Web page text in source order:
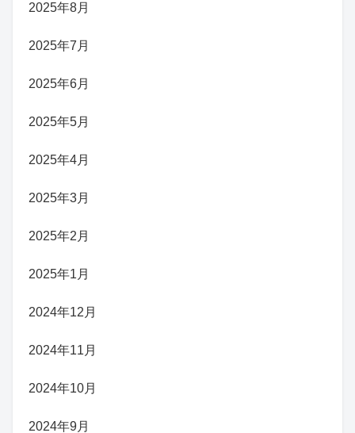
2025年8月
2025年7月
2025年6月
2025年5月
2025年4月
2025年3月
2025年2月
2025年1月
2024年12月
2024年11月
2024年10月
2024年9月